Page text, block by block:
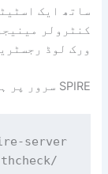
ورک لوڈ
SPIRE سرور پر ہیلتھ چیک چلائیں۔
  /opt/spire/bin/spire-server healthcheck